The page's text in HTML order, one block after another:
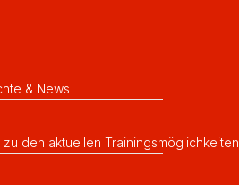
& News
zu den aktuellen Trainingsmöglichkeiten